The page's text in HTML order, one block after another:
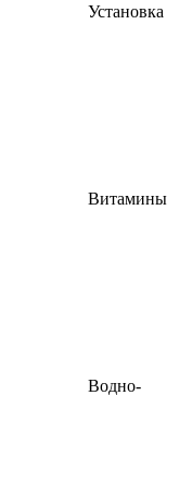
Установка
Витамины
Водно-